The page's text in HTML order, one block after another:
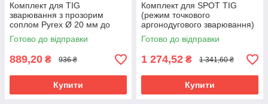
Комплект для TIG
зварювання з прозорим
соплом Pyrex Ø 20 мм до
пальників WP-26
Готово до відправки
889,20 ₴ 936 ₴
Купити
Комплект для SPOT TIG
(режим точкового
аргонодугового зварювання)
до пальників WP-26
Готово до відправки
1 274,52 ₴ 1 341,60 ₴
Купити